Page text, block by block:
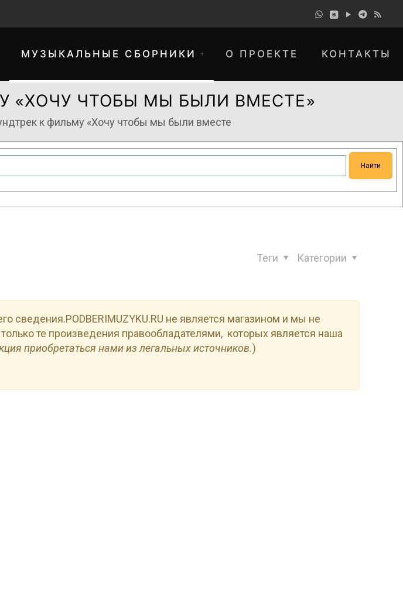
МУЗЫКАЛЬНЫЕ СБОРНИКИ О ПРОЕКТЕ КОНТАКТЫ
«ХОЧУ ЧТОБЫ МЫ БЫЛИ ВМЕСТЕ»
к фильму «Хочу чтобы мы были вместе
Категории
Теги
не является магазином и мы не
те произведения правообладателями, которых является наша
приобретаться нами из легальных источников.)